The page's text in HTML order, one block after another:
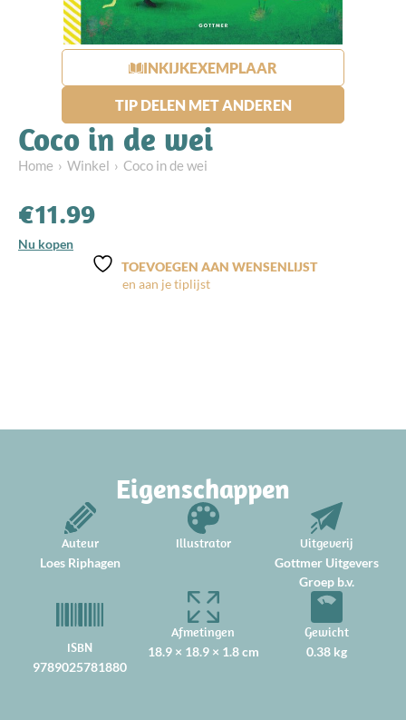
INKIJKEXEMPLAAR
TIP DELEN MET ANDEREN
Coco in de wei
Home Winkel Coco in de wei
€11.99
Nu kopen
TOEVOEGEN AAN WENSENLIJST
Eigenschappen
Auteur
Loes Riphagen
Illustrator Uitgeverij
Gottmer Uitgevers
Groep b.v.
ISBN
9789025781880
Afmetingen
18.9 × 18.9 × 1.8 cm
Gewicht
0.38 kg